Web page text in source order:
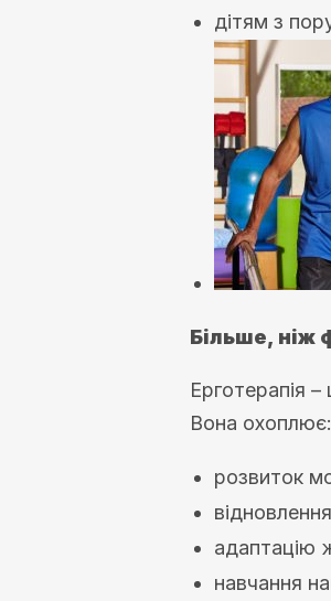
дітям з
Більше, ніж
Ерготерапія
Вона охоплює:
розвиток
адаптацію
навчання